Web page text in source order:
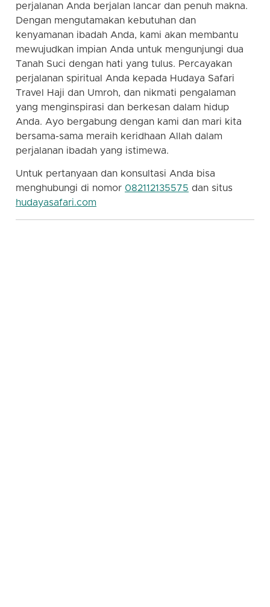
perjalanan Anda berjalan lancar dan penuh makna.
Dengan mengutamakan kebutuhan dan
kenyamanan ibadah Anda, kami akan membantu
mewujudkan impian Anda untuk mengunjungi dua
Tanah Suci dengan hati yang tulus. Percayakan
perjalanan spiritual Anda kepada Hudaya Safari
Travel Haji dan Umroh, dan nikmati pengalaman
yang menginspirasi dan berkesan dalam hidup
Anda. Ayo bergabung dengan kami dan mari kita
bersama-sama meraih keridhaan Allah dalam
perjalanan ibadah yang istimewa.
Untuk pertanyaan dan konsultasi Anda bisa
menghubungi di nomor 082112135575 dan situs
hudayasafari.com